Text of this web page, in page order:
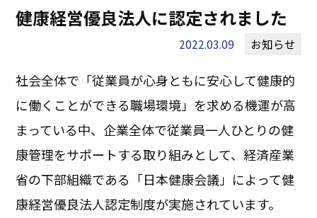
健康経営優良法人に認定されました
2022.03.09 お知らせ
社会全体で「従業員が心身ともに安心して健康的
に働くことができる職場環境」を求める機運が高
まっている中、企業全体で従業員一人ひとりの健
康管理をサポートする取り組みとして、経済産業
省の下部組織である「日本健康会議」によって健
康経営優良法人認定制度が実施されています。